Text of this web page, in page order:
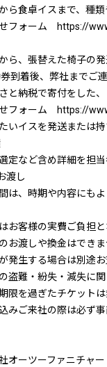
ら食卓イスまで、種
フォーム https://
ら、張替えた椅子の
到着後、弊社までご
さと納税で寄付をした
フォーム https://
いイスを発送または
定など含め詳細を担
渡し
は、時期や内容にも
お客様の実費ご負担と
お渡しや換金はできま
発生する場合は別途お
盗難・紛失・減失に関
限を過ぎたチケットは
みご来社の際は必ず事
オーツーファニチャー